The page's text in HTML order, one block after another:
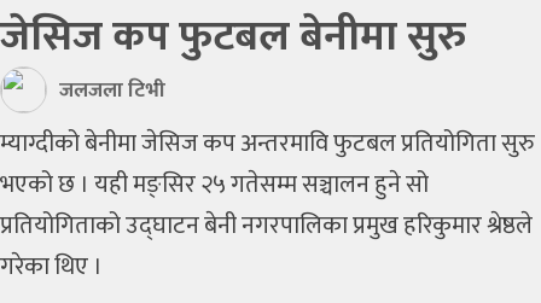
थप
मनोरञ्‍जन
शिक्षा
कृषि
रोचक
जेसिज कप फुटबल बेनीमा सुरु
जलजला टिभी
म्याग्दीको बेनीमा जेसिज कप अन्तरमावि फुटबल प्रतियोगिता सुरु
भएको छ । यही मङ्सिर २५ गतेसम्म सञ्चालन हुने सो
प्रतियोगिताको उद्घाटन बेनी नगरपालिका प्रमुख हरिकुमार श्रेष्ठले
गरेका थिए ।